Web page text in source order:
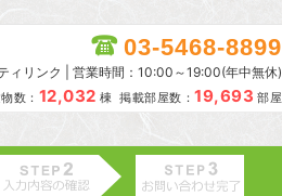
03-5468-8899
ィリンク | 営業時間：10:00～19:00(年中無休)
数： 12,032 棟 掲載部屋数： 19,693 部屋